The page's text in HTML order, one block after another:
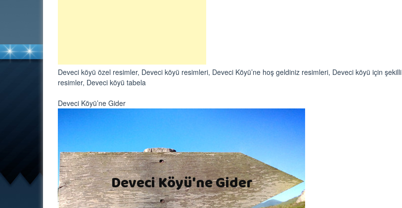
Deveci köyü özel resimler, Deveci köyü resimleri, Deveci Köyü’ne hoş geldiniz resimleri, Deveci köyü için şekilli
resimler, Deveci köyü tabela
Deveci Köyü’ne Gider